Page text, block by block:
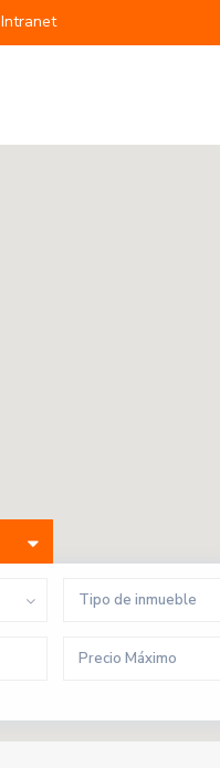
Intranet
Tipo de inmueble